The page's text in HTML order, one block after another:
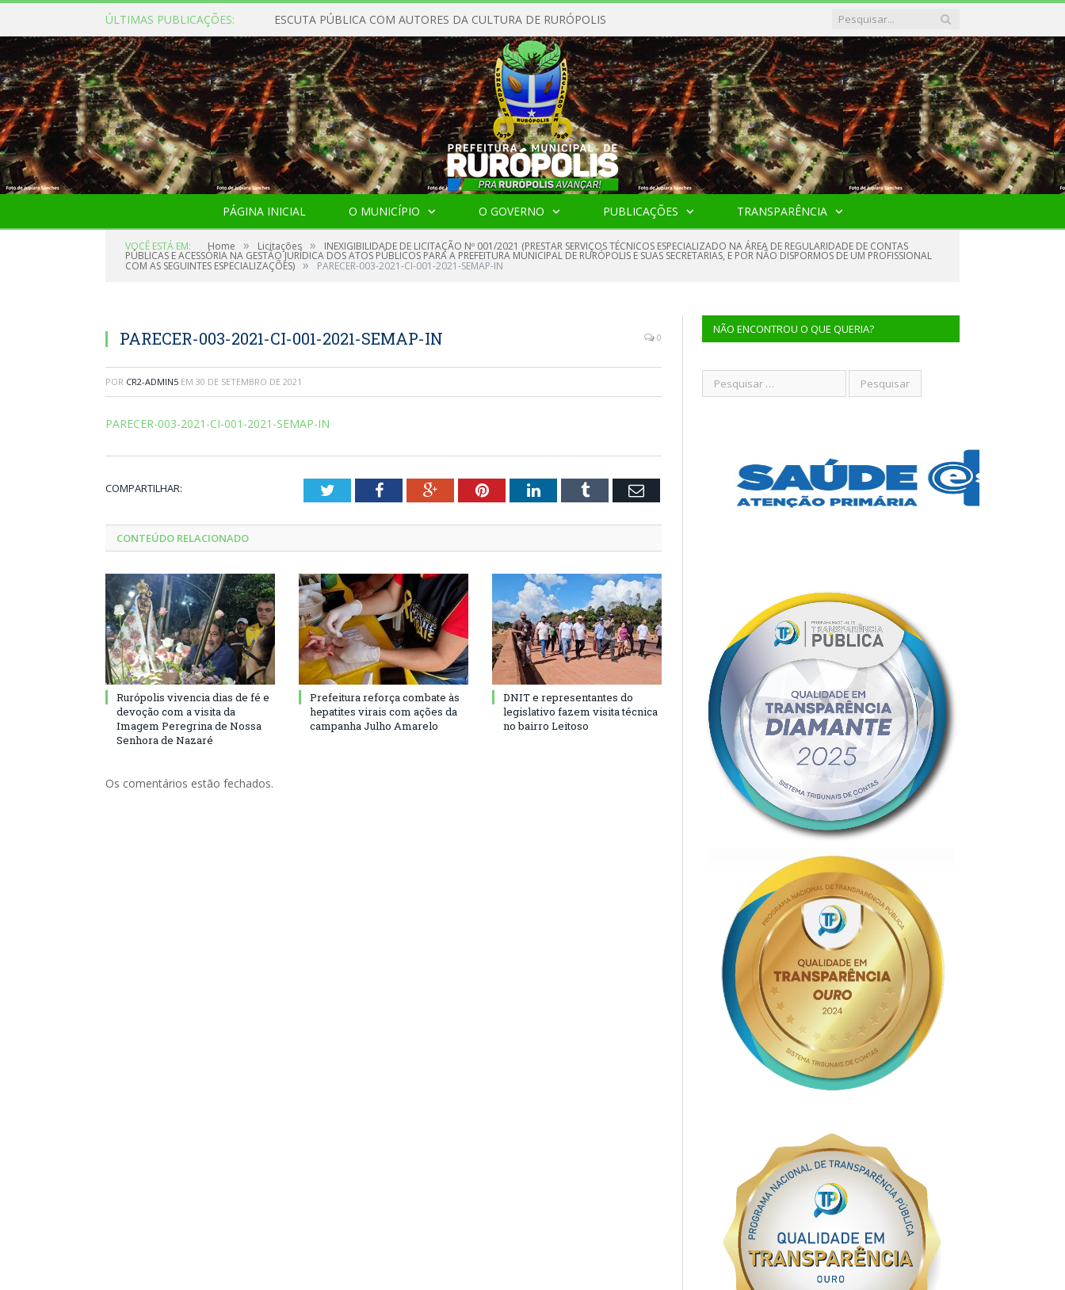
ÚLTIMAS PUBLICAÇÕES: ESCUTA PÚBLICA COM AUTORES DA CULTURA DE RURÓPOLIS
PÁGINA INICIAL O MUNICÍPIO O GOVERNO PUBLICAÇÕES TRANSPARÊNCIA
VOCÊ ESTÁ EM: Home » Licitações » INEXIGIBILIDADE DE LICITAÇÃO Nº 001/2021 (PRESTAR SERVIÇOS TÉCNICOS ESPECIALIZADO NA ÁREA DE REGULARIDADE DE CONTAS
PÚBLICAS E ACESSÓRIA NA GESTÃO JURÍDICA DOS ATOS PÚBLICOS PARA A PREFEITURA MUNICIPAL DE RURÓPOLIS E SUAS SECRETARIAS, E POR NÃO DISPORMOS DE UM PROFISSIONAL
COM AS SEGUINTES ESPECIALIZAÇÕES) » PARECER-003-2021-CI-001-2021-SEMAP-IN
PARECER-003-2021-CI-001-2021-SEMAP-IN 0
POR CR2-ADMIN5 EM 30 DE SETEMBRO DE 2021
PARECER-003-2021-CI-001-2021-SEMAP-IN
COMPARTILHAR: TwitterFacebookGoogle+PinterestLinkedInTumblr Email
CONTEÚDO RELACIONADO
Rurópolis vivencia dias de fé e
devoção com a visita da
Imagem Peregrina de Nossa
Senhora de Nazaré
Prefeitura reforça combate às
hepatites virais com ações da
campanha Julho Amarelo
DNIT e representantes do
legislativo fazem visita técnica
no bairro Leitoso
Os comentários estão fechados.
NÃO ENCONTROU O QUE QUERIA?